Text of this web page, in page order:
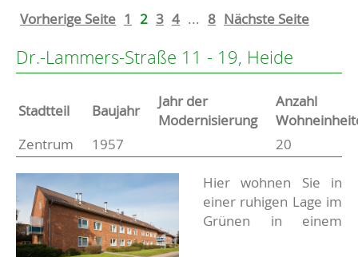
Vorherige Seite 1 2 3 4 ... 8 Nächste Seite
Dr.-Lammers-Straße 11 - 19, Heide
Stammdaten
Basisdaten zur Immobilie
Stadtteil Baujahr
Jahr der
Modernisierung
Anzahl
Zentrum
1957 20
Beschreibung
Hier wohnen Sie in
einer ruhigen Lage im
Grünen in einem